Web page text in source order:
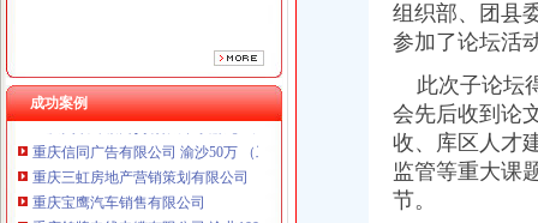
成功案例
重庆星竣贸易有限责任公司 渝中100万 （进出口权）
重庆海谛升进出口贸易有限公司 渝北100万 （进出口权）
重庆奕欣锦诚商贸有限公司 渝九50万 （工商注册）
重庆信同广告有限公司 渝沙50万 （工商注册）
重庆三虹房地产营销策划有限公司
重庆宝鹰汽车销售有限公司
重庆鸽牌电线电缆有限公司 渝北10010万 (进出口权)
组织部、团县
参加了论坛活
此次子论坛
会先后收到论
收、库区人才
监管等重大课
节。